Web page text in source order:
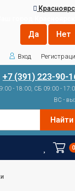
Вход
+7 (391) 223-90-
- 18:00, СБ 09:00 -
ВС -
Найти